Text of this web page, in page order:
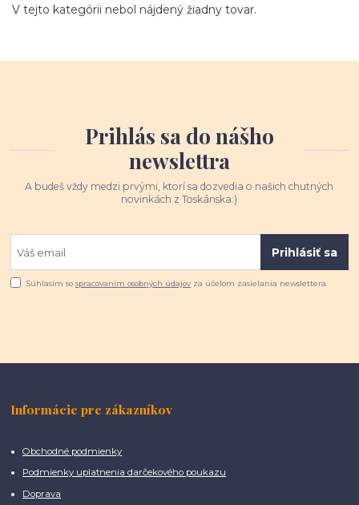
V tejto kategórii nebol nájdený žiadny tovar.
Prihlás sa do nášho
newslettra
A budeš vždy medzi prvými, ktorí sa dozvedia o našich chutných
novinkách z Toskánska:)
Prihlásiť sa
Súhlasím sospracovaním osobných údajov za účelom zasielania newslettera.
Informácie pre zákazníkov
Obchodné podmienky
Podmienky uplatnenia darčekového poukazu
Doprava